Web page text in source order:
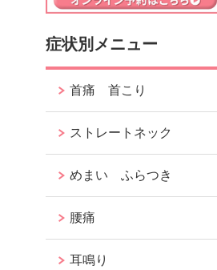
症状別メニュー
首痛 首こり
ストレートネック
めまい ふらつき
腰痛
耳鳴り